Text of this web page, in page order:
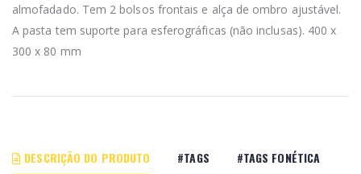
almofadado. Tem 2 bolsos frontais e alça de ombro ajustável.
A pasta tem suporte para esferográficas (não inclusas). 400 x
300 x 80 mm
DESCRIÇÃO DO PRODUTO #TAGS
#TAGS FONÉTICA